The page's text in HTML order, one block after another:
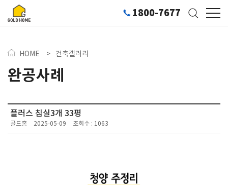
1800-7677
HOME > 건축갤러리
완공사례
플러스 침실3개 33평
골드홈 2025-05-09 조회수 : 1063